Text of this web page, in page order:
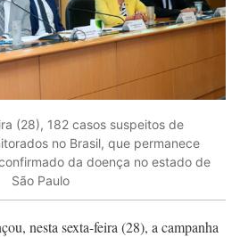
(28), 182 casos suspeitos de
no Brasil, que permanece
da doença no estado de
São Paulo
nesta sexta-feira (28), a campanha